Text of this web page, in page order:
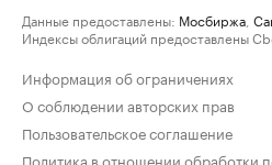
Данные предоставлены: Мосбиржа
Индексы облигаций предоставлены
Информация об ограничениях
О соблюдении авторских прав
Пользовательское соглашение
Политика в отношении обработки